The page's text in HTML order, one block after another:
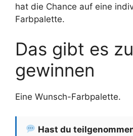
hat die Chance auf eine
Farbpalette.
Das gibt es zu
gewinnen
Eine Wunsch-Farbpalette.
Hast du